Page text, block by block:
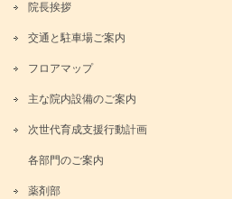
院長挨拶
交通と駐車場ご案内
フロアマップ
主な院内設備のご案内
次世代育成支援行動計画
各部門のご案内
薬剤部